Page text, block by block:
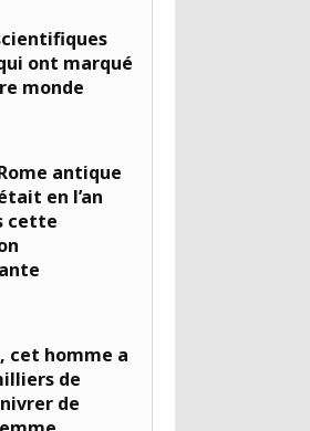
ont marqué
monde
antique
en l’an
cette
cet homme a
de
de